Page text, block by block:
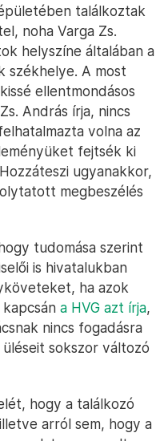
találkoztak
noha Varga Zs.
helyszíne általában a
székhelye. A most
ellentmondásos
András írja, nincs
volna az
fejtsék ki
ugyanakkor,
megbeszélés
tudomása szerint
is hivatalukban
ha azok
a HVG azt írja,
nincs fogadásra
sokszor változó
hogy a találkozó
arról sem, hogy a